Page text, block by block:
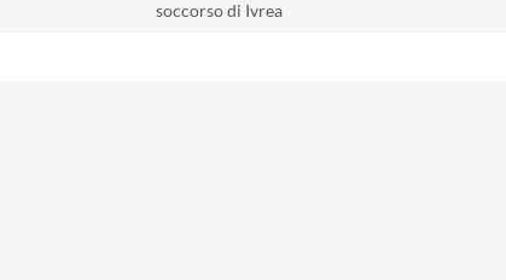
soccorso di Ivrea